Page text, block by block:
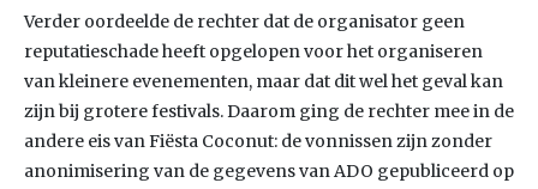
Verder oordeelde de rechter dat de organisator geen
reputatieschade heeft opgelopen voor het organiseren
van kleinere evenementen, maar dat dit wel het geval kan
zijn bij grotere festivals. Daarom ging de rechter mee in de
andere eis van Fiësta Coconut: de vonnissen zijn zonder
anonimisering van de gegevens van ADO gepubliceerd op